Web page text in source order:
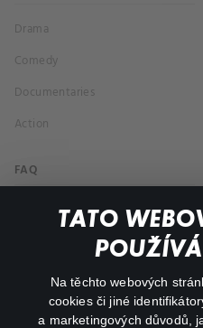
TATO
Na těchto webových
cookies či jiné
a marketingových důvodů,
Drama
Comedy
Documentaries
Action
FAQ
My profile
facebook